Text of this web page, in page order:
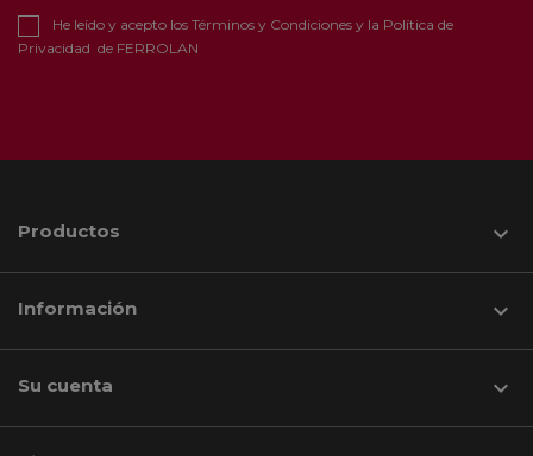
He leído y acepto los Términos y Condiciones y la Política de
Privacidad de FERROLAN
Productos 
Información 
Su cuenta 